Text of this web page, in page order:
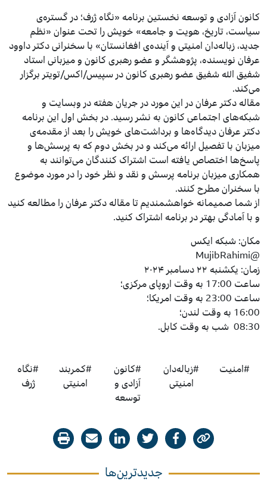
کانون آزادی و توسعه نخستین برنامه «نگاه ژرف؛ در گستره‌ی
سیاست، تاریخ، هویت و جامعه» خویش را تحت عنوان «نظم
جدید، زباله‌دان امنیتی و آینده‌ی افغانستان» با سخنرانی دکتر داوود
عرفان نویسنده، پژوهشگر و عضو رهبری کانون و میزبانی استاد
شفیق الله شفیق عضو رهبری کانون در سپیس/اکس/تویتر برگزار
می‌کند.
مقاله دکتر عرفان در این مورد در جریان هفته در وبسایت و
شبکه‌های اجتماعی کانون به نشر رسید. در بخش اول این برنامه
دکتر عرفان دیدگاه‌ها و برداشت‌های خویش را بعد از مقدمه‌‌ی
میزبان با تفصیل ارائه می‌کند و در بخش دوم که به پرسش‌ها و
پاسخ‌ها اختصاص یافته است اشتراک کنندگان می‌توانند به
همکاری میزبان برنامه پرسش‌ و نقد و نظر خود را در مورد موضوع
با سخنران مطرح کنند.
از شما صمیمانه خواهشمندیم تا مقاله دکتر عرفان را مطالعه کنید
و با آمادگی بهتر در برنامه اشتراک کنید.
مکان: شبکه ایکس
@MujibRahimi
زمان: یکشنبه ۲۲ دسامبر ۲۰۲۴
ساعت 17:00 به وقت اروپای مرکزی؛
ساعت 23:00 به وقت امریکا؛
16:00 به وقت لندن؛
08:30 شب به وقت کابل.
#امنیت
#زباله‌دان
امنیتی
#کانون
آزادی و
توسعه
#کمربند
امنیتی
#نگاه
ژرف
جدیدترین‌ها